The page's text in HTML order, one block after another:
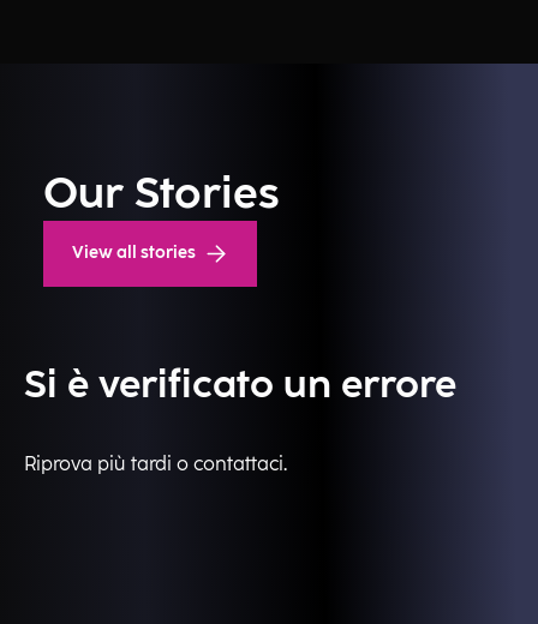
Our Stories
View all stories
Si è verificato un errore
Riprova più tardi o contattaci.